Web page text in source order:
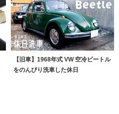
【旧車】1968年式 VW 空冷ビートル
をのんびり洗車した休日